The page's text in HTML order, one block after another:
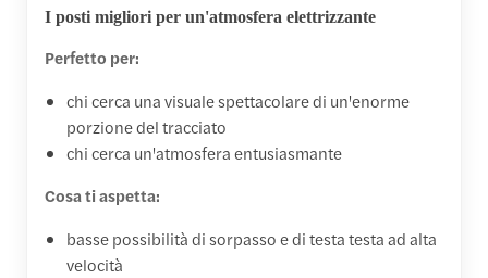
I posti migliori per un'atmosfera elettrizzante
Perfetto per:
chi cerca una visuale spettacolare di un'enorme
porzione del tracciato
chi cerca un'atmosfera entusiasmante
Cosa ti aspetta:
basse possibilità di sorpasso e di testa testa ad alta
velocità